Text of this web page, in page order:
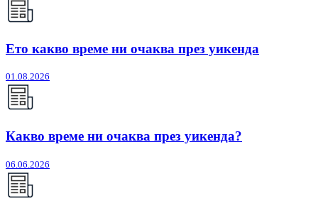
Ето какво време ни очаква през уикенда
01.08.2026
Какво време ни очаква през уикенда?
06.06.2026